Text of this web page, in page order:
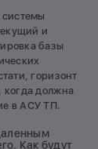
и
базы
горизонт
должна
в АСУ ТП.
Как будут